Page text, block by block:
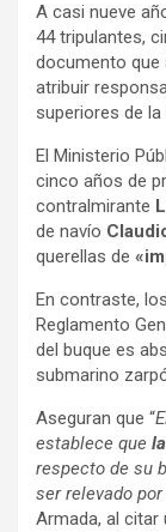
A casi nueve
44 tripulantes,
documento que
atribuir
superiores de la
El Ministerio
cinco años de
contralmirante
de navío
querellas de
En contraste,
Reglamento
del buque es
submarino
Aseguran que “
establece que la
respecto de su
ser relevado
Armada, al citar